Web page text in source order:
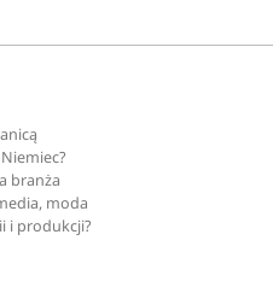
branża
moda
i produkcji?